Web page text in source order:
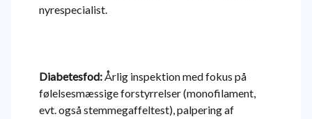
nyrespecialist.
Diabetesfod:Årlig inspektion med fokus på
følelsesmæssige forstyrrelser (monofilament,
evt. også stemmegaffeltest), palpering af